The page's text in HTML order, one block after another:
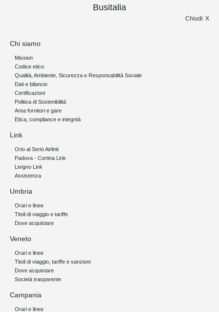
Busitalia
Chiudi
Chi siamo
Mission
Codice etico
Qualità, Ambiente, Sicurezza e Responsabilità Sociale
Dati e bilancio
Certificazioni
Politica di Sostenibilità
Area fornitori e gare
Etica, compliance e integrità
Link
Orio al Serio Airlink
Padova - Cortina Link
Livigno Link
Assistenza
Umbria
Orari e linee
Titoli di viaggio e tariffe
Dove acquistare
Veneto
Orari e linee
Titoli di viaggio, tariffe e sanzioni
Dove acquistare
Società trasparente
Campania
Orari e linee